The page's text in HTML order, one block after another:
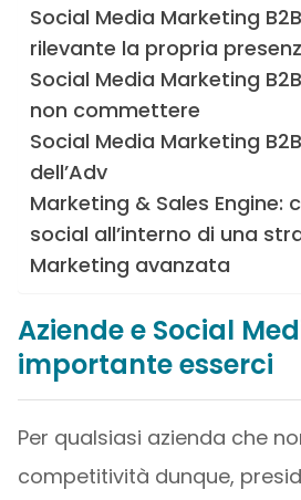
Social Media Marketing
rilevante la propria
Social Media Marketing
non commettere
Social Media Marketing
dell’Adv
Marketing & Sales Engine:
social all’interno di una
Marketing avanzata
Aziende e Social
importante esserci
Per qualsiasi azienda che
competitività dunque,